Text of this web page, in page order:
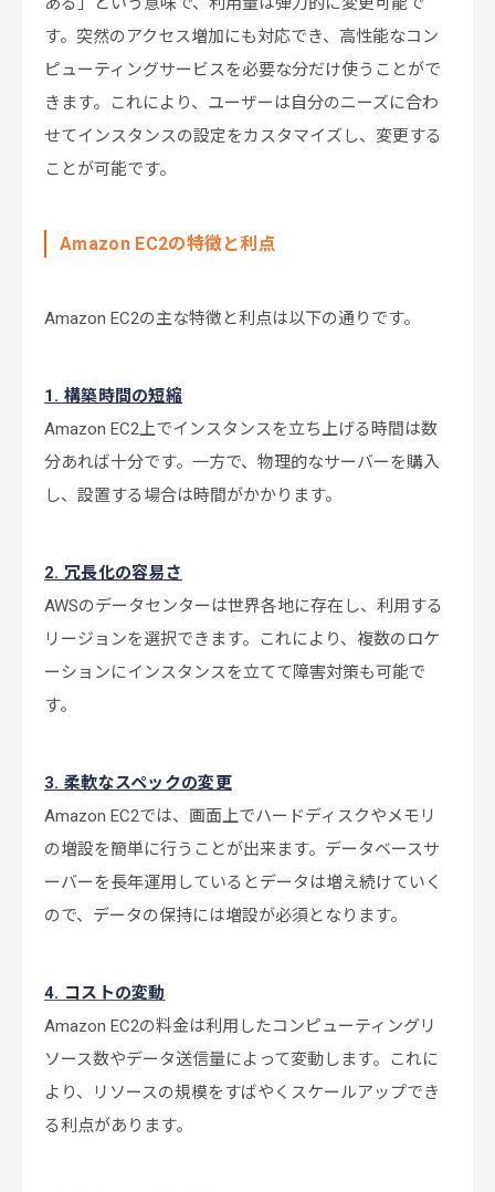
す。突然のアクセス増加にも対応でき、高性能なコン
ピューティングサービスを必要な分だけ使うことがで
きます。これにより、ユーザーは自分のニーズに合わ
せてインスタンスの設定をカスタマイズし、変更する
ことが可能です。
Amazon EC2の特徴と利点
Amazon EC2の主な特徴と利点は以下の通りです。
1. 構築時間の短縮
Amazon EC2上でインスタンスを立ち上げる時間は数
分あれば十分です。一方で、物理的なサーバーを購入
し、設置する場合は時間がかかります。
2. 冗長化の容易さ
AWSのデータセンターは世界各地に存在し、利用する
リージョンを選択できます。これにより、複数のロケ
ーションにインスタンスを立てて障害対策も可能で
す。
3. 柔軟なスペックの変更
Amazon EC2では、画面上でハードディスクやメモリ
の増設を簡単に行うことが出来ます。データベースサ
ーバーを長年運用しているとデータは増え続けていく
ので、データの保持には増設が必須となります。
4. コストの変動
Amazon EC2の料金は利用したコンピューティングリ
ソース数やデータ送信量によって変動します。これに
より、リソースの規模をすばやくスケールアップでき
る利点があります。